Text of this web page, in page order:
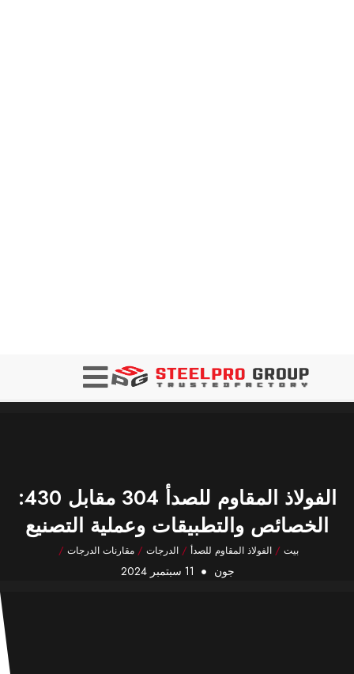
الفولاذ المقاوم للصدأ 304 مقابل 430:
الخصائص والتطبيقات وعملية التصنيع
بيت / الفولاذ المقاوم للصدأ / الدرجات / مقارنات الدرجات /
جون 11 سبتمبر 2024